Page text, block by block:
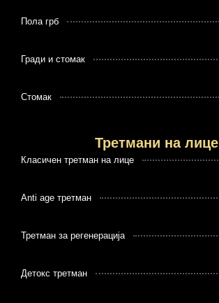
Пола грб
Гради и стомак
Стомак
Третмани на лице
Класичен третман на лице
Anti age третман
Третман за регенерација
Детокс третман